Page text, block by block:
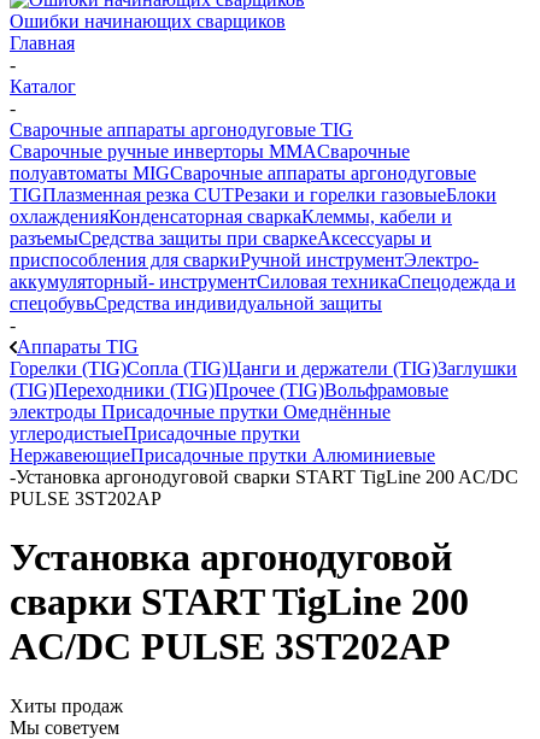
Ошибки начинающих сварщиков
Главная
-
Каталог
-
Сварочные аппараты аргонодуговые TIG
Сварочные ручные инверторы MMAСварочные
полуавтоматы MIGСварочные аппараты аргонодуговые
TIGПлазменная резка CUTРезаки и горелки газовыеБлоки
охлажденияКонденсаторная сваркаКлеммы, кабели и
разъемыСредства защиты при сваркеАксессуары и
приспособления для сваркиРучной инструментЭлектро-
аккумуляторный- инструментСиловая техникаСпецодежда и
спецобувьСредства индивидуальной защиты
-
Аппараты TIG
Горелки (TIG)Сопла (TIG)Цанги и держатели (TIG)Заглушки
(TIG)Переходники (TIG)Прочее (TIG)Вольфрамовые
электроды Присадочные прутки Омеднённые
углеродистыеПрисадочные прутки
НержавеющиеПрисадочные прутки Алюминиевые
-Установка аргонодуговой сварки START TigLine 200 AC/DC
PULSE 3ST202AP
Установка аргонодуговой
сварки START TigLine 200
AC/DC PULSE 3ST202AP
Хиты продаж
Мы советуем